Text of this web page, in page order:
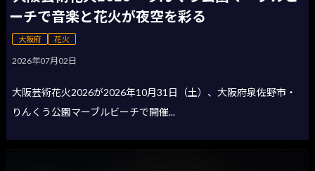
ーチで音楽と花火が夜空を彩る
大阪府 花火
2026年07月02日
大阪芸術花火2026が2026年10月31日（土）、大阪府泉佐野市・
りんくう公園マーブルビーチで開催...